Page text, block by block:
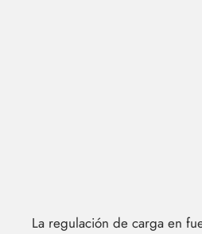
La regulación de carga en